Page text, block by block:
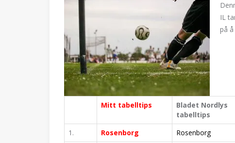
IL
på
Mitt tabelltips
Bladet Nordlys
tabelltips
1.
Rosenborg Rosenborg